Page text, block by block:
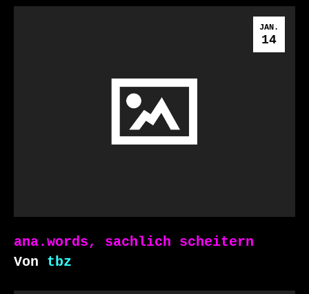
JAN.
14
ana.words, sachlich scheitern
Von tbz